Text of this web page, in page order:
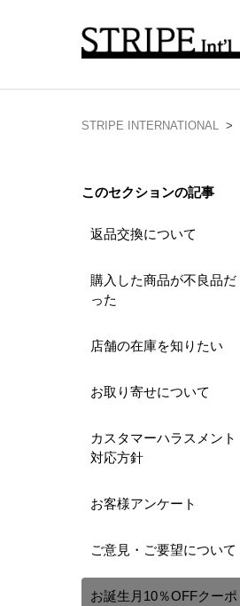
STRIPE INTERNATIONAL
このセクションの記事
返品交換について
購入した商品が不良品だ
った
店舗の在庫を知りたい
お取り寄せについて
カスタマーハラスメント
対応方針
お客様アンケート
ご意見・ご要望について
お誕生月10％OFFクーポ